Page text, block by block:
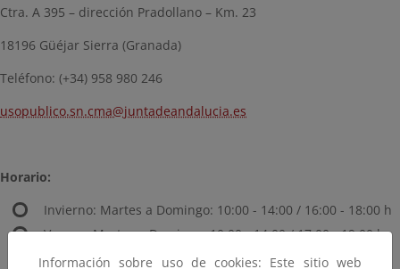
Ctra. A 395 – dirección Pradollano – Km. 23
18196 Güéjar Sierra (Granada)
Teléfono: (+34) 958 980 246
usopublico.sn.cma@juntadeandalucia.es
Horario:
Invierno: Martes a Domingo: 10:00 - 14:00 / 16:00 - 18:00 h
Verano: Martes a Domingo, 10:00 - 14:00 / 17:00 - 19:00 h..
Información sobre uso de cookies: Este sitio web